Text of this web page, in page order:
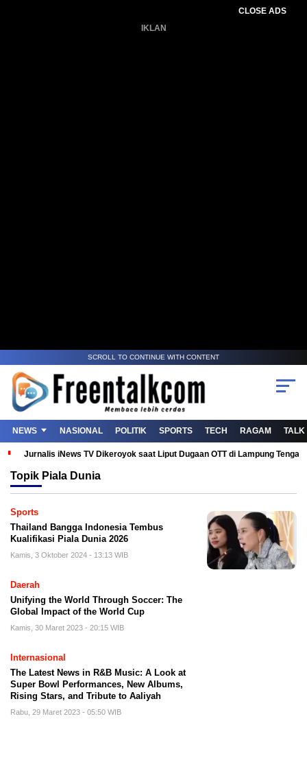
CLOSE ADS
IKLAN
SCROLL TO CONTINUE WITH CONTENT
NEWS NASIONAL POLITIK SPORTS TECH RAGAM TALK
Jurnalis iNews TV Dikeroyok saat Liput Dugaan OTT di Lampung
Topik Piala Dunia
Sports
Thailand Bangga Indonesia Tembus
Kualifikasi Piala Dunia 2026
Kamis, 3 Oktober 2024 - 13:13 WIB
Daerah
Unifying the World Through Soccer: The
Global Impact of the World Cup
Kamis, 30 Maret 2023 - 20:15 WIB
Internasional
The Latest News in R&B Music: A Look at
Super Bowl Performances, New Albums,
Rising Stars, and Tribute to Aaliyah
Rabu, 29 Maret 2023 - 05:50 WIB